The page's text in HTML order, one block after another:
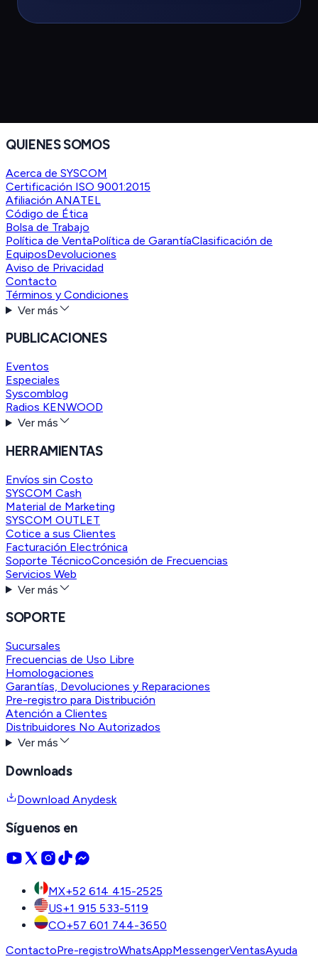
QUIENES SOMOS
Acerca de SYSCOM
Certificación ISO 9001:2015
Afiliación ANATEL
Código de Ética
Bolsa de Trabajo
Política de VentaPolítica de GarantíaClasificación de
EquiposDevoluciones
Aviso de Privacidad
Contacto
Términos y Condiciones
Ver más
PUBLICACIONES
Eventos
Especiales
Syscomblog
Radios KENWOOD
Ver más
HERRAMIENTAS
Envíos sin Costo
SYSCOM Cash
Material de Marketing
SYSCOM OUTLET
Cotice a sus Clientes
Facturación Electrónica
Soporte TécnicoConcesión de Frecuencias
Servicios Web
Ver más
SOPORTE
Sucursales
Frecuencias de Uso Libre
Homologaciones
Garantías, Devoluciones y Reparaciones
Pre-registro para Distribución
Atención a Clientes
Distribuidores No Autorizados
Ver más
Downloads
Download Anydesk
Síguenos en
MX+52 614 415-2525
US+1 915 533-5119
CO+57 601 744-3650
ContactoPre-registroWhatsAppMessengerVentasAyuda